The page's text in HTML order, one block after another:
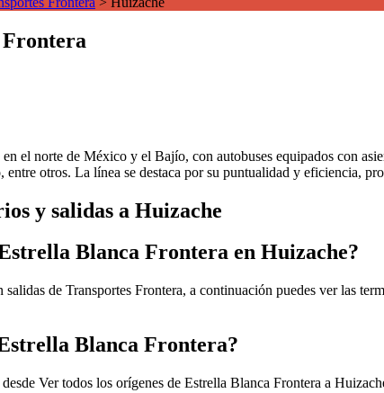
Frontera
el norte de México y el Bajío, con autobuses equipados con
otros. La línea se destaca por su puntualidad y eficiencia,
y salidas a Huizache
Blanca Frontera en Huizache?
salidas de Transportes Frontera, a continuación puedes ver las
Blanca Frontera?
Ver todos los orígenes de Estrella Blanca Frontera a